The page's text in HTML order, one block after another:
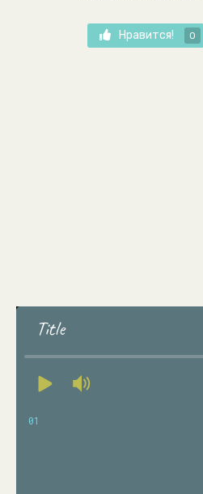
Нравится! 0
Title
01